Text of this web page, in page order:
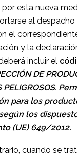
esta nueva
al despacho
el
y la
incluir el
DE
PELIGROSOS.
para los
los
(UE) 649/2012.
cuando se